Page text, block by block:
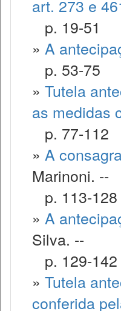
art. 273 e
p. 19-51
» A
p. 53-75
» Tutela
as medidas
p. 77-112
» A
Marinoni. --
p. 113-128
» A
Silva. --
p. 129-142
» Tutela
conferida